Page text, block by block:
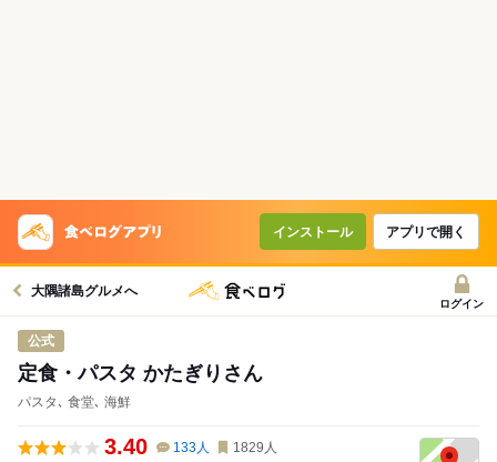
インストール アプリで開く
大隅諸島グルメへ
ログイン
公式
定食・パスタ かたぎりさん
パスタ､ 食堂､ 海鮮
3.40 133人 1829 人